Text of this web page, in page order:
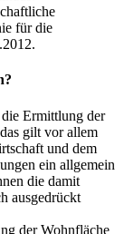
für die
Ermittlung der
gilt vor allem
und dem
ein allgemein
die damit
ausgedrückt
der Wohnfläche